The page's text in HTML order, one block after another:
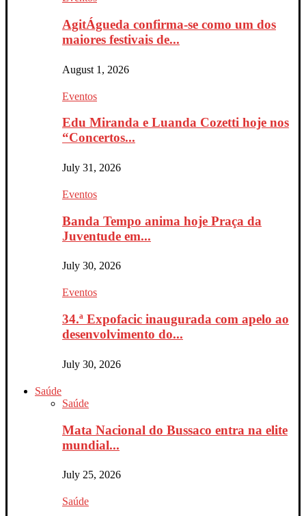
AgitÁgueda confirma-se como um dos
maiores festivais de...
August 1, 2026
Eventos
Edu Miranda e Luanda Cozetti hoje nos
“Concertos...
July 31, 2026
Eventos
Banda Tempo anima hoje Praça da
Juventude em...
July 30, 2026
Eventos
34.ª Expofacic inaugurada com apelo ao
desenvolvimento do...
July 30, 2026
Saúde
Saúde
Mata Nacional do Bussaco entra na elite
mundial...
July 25, 2026
Saúde